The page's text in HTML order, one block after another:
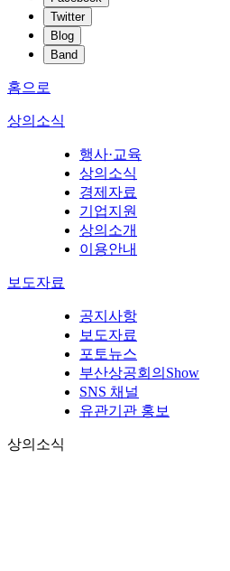
Twitter
Blog
Band
홈으로
상의소식
행사·교육
상의소식
경제자료
기업지원
상의소개
이용안내
보도자료
공지사항
보도자료
포토뉴스
부산상공회의Show
SNS 채널
유관기관 홍보
상의소식